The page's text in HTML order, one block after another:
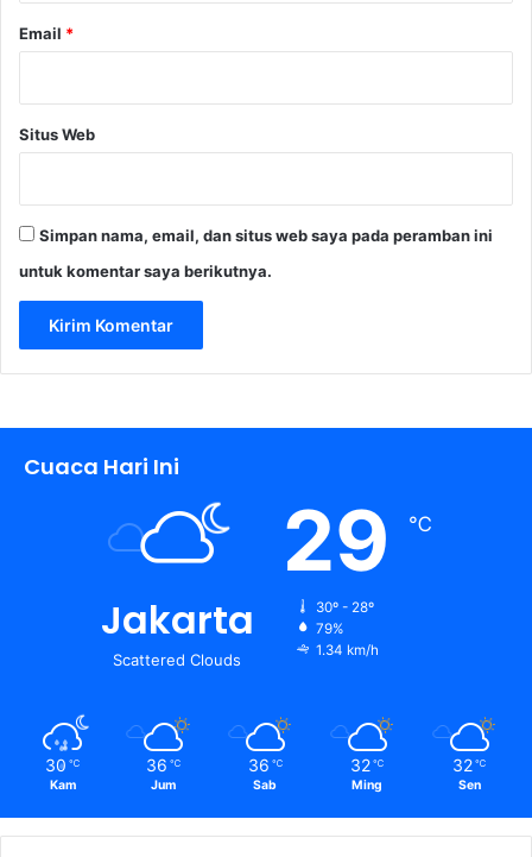
Email *
Situs Web
Simpan nama, email, dan situs web saya pada peramban ini
untuk komentar saya berikutnya.
Cuaca Hari Ini
Jakarta
Scattered Clouds
29 ℃
30º - 28º
79%
1.34 km/h
30 ℃
Kam
36 ℃
Jum
36 ℃
Sab
32 ℃
Ming
32 ℃
Sen